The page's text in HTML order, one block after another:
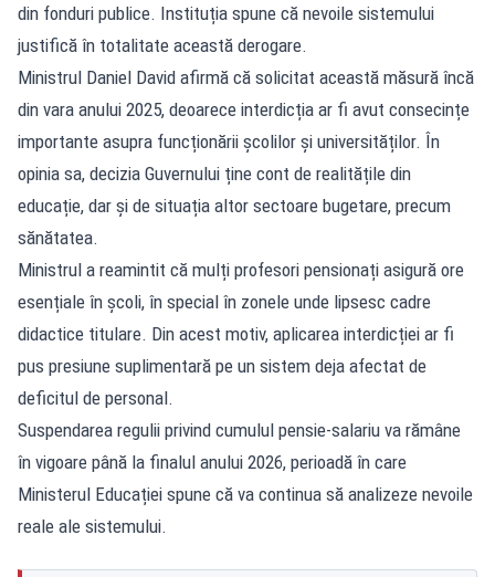
din fonduri publice. Instituția spune că nevoile sistemului
justifică în totalitate această derogare.
Ministrul Daniel David afirmă că solicitat această măsură încă
din vara anului 2025, deoarece interdicția ar fi avut consecințe
importante asupra funcționării școlilor și universităților. În
opinia sa, decizia Guvernului ține cont de realitățile din
educație, dar și de situația altor sectoare bugetare, precum
sănătatea.
Ministrul a reamintit că mulți profesori pensionați asigură ore
esențiale în școli, în special în zonele unde lipsesc cadre
didactice titulare. Din acest motiv, aplicarea interdicției ar fi
pus presiune suplimentară pe un sistem deja afectat de
deficitul de personal.
Suspendarea regulii privind cumulul pensie-salariu va rămâne
în vigoare până la finalul anului 2026, perioadă în care
Ministerul Educației spune că va continua să analizeze nevoile
reale ale sistemului.